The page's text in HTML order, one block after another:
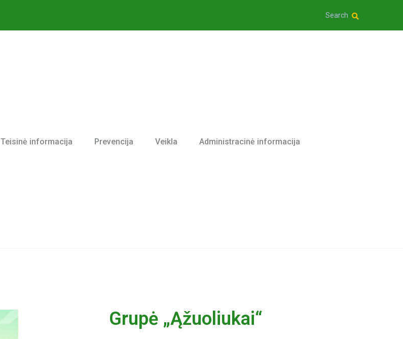
Search
Teisinė informacija Prevencija Veikla Administracinė informacija
Grupė „Ąžuoliukai“